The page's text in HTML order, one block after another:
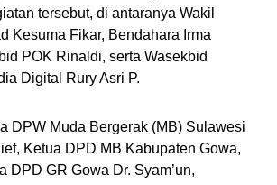
tersebut, di antaranya Wakil
Kesuma Fikar, Bendahara Irma
POK Rinaldi, serta Wasekbid
Digital Rury Asri P.
DPW Muda Bergerak (MB) Sulawesi
Ketua DPD MB Kabupaten Gowa,
DPD GR Gowa Dr. Syam’un,